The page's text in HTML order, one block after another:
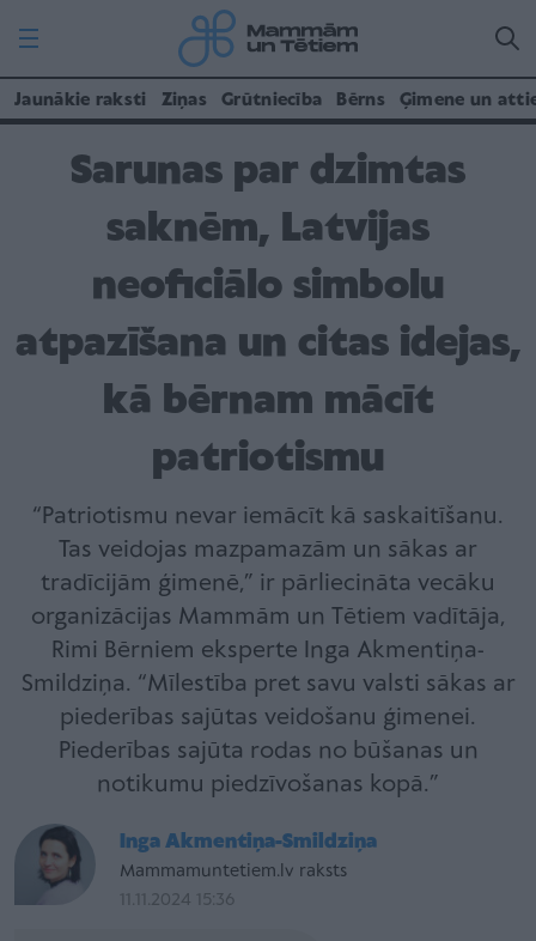
Jaunākie raksti Ziņas Grūtniecība Bērns Ģimene un
Sarunas par dzimtas
saknēm, Latvijas
neoficiālo simbolu
atpazīšana un citas idejas,
kā bērnam mācīt
patriotismu
“Patriotismu nevar iemācīt kā saskaitīšanu.
Tas veidojas mazpamazām un sākas ar
tradīcijām ģimenē,” ir pārliecināta vecāku
organizācijas Mammām un Tētiem vadītāja,
Rimi Bērniem eksperte Inga Akmentiņa-
Smildziņa. “Mīlestība pret savu valsti sākas ar
piederības sajūtas veidošanu ģimenei.
Piederības sajūta rodas no būšanas un
notikumu piedzīvošanas kopā.”
Inga Akmentiņa-Smildziņa
Mammamuntetiem.lv raksts
11.11.2024 15:36